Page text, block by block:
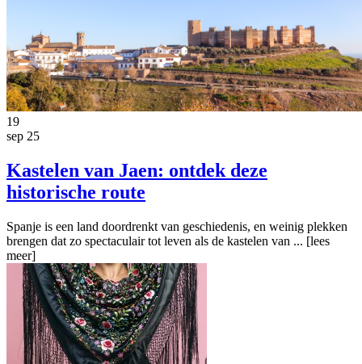
19
sep 25
Kastelen van Jaen: ontdek deze
historische route
Spanje is een land doordrenkt van geschiedenis, en weinig plekken
brengen dat zo spectaculair tot leven als de kastelen van ... [lees
meer]